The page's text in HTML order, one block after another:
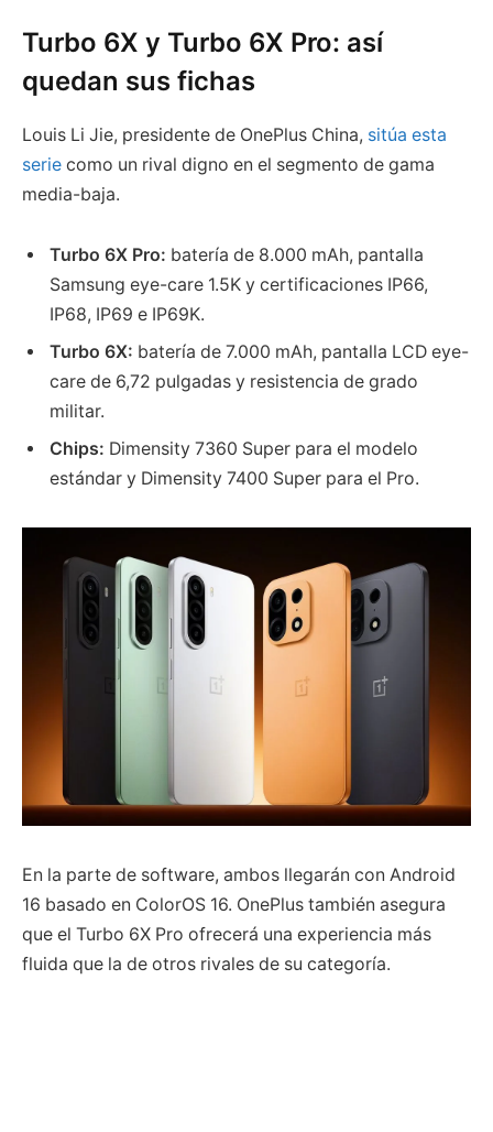
Turbo 6X y Turbo 6X Pro: así
quedan sus fichas
Louis Li Jie, presidente de OnePlus China, sitúa esta
serie como un rival digno en el segmento de gama
media-baja.
Turbo 6X Pro: batería de 8.000 mAh, pantalla
Samsung eye-care 1.5K y certificaciones IP66,
IP68, IP69 e IP69K.
Turbo 6X: batería de 7.000 mAh, pantalla LCD eye-
care de 6,72 pulgadas y resistencia de grado
militar.
Chips: Dimensity 7360 Super para el modelo
estándar y Dimensity 7400 Super para el Pro.
En la parte de software, ambos llegarán con Android
16 basado en ColorOS 16. OnePlus también asegura
que el Turbo 6X Pro ofrecerá una experiencia más
fluida que la de otros rivales de su categoría.